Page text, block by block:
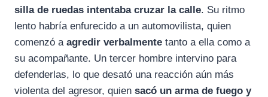
silla de ruedas intentaba cruzar la calle. Su ritmo
lento habría enfurecido a un automovilista, quien
comenzó a agredir verbalmente tanto a ella como a
su acompañante. Un tercer hombre intervino para
defenderlas, lo que desató una reacción aún más
violenta del agresor, quien sacó un arma de fuego y